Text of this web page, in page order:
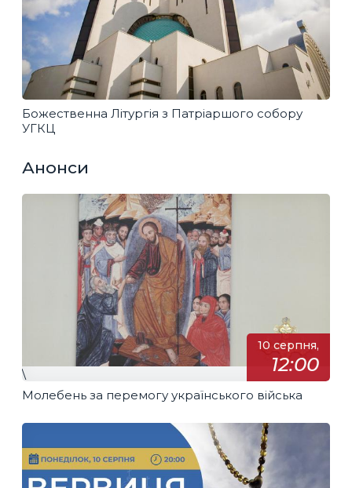
Божественна Літургія з Патріаршого собору
УГКЦ
Анонси
10 серпня,
12:00
\
Молебень за перемогу українського війська